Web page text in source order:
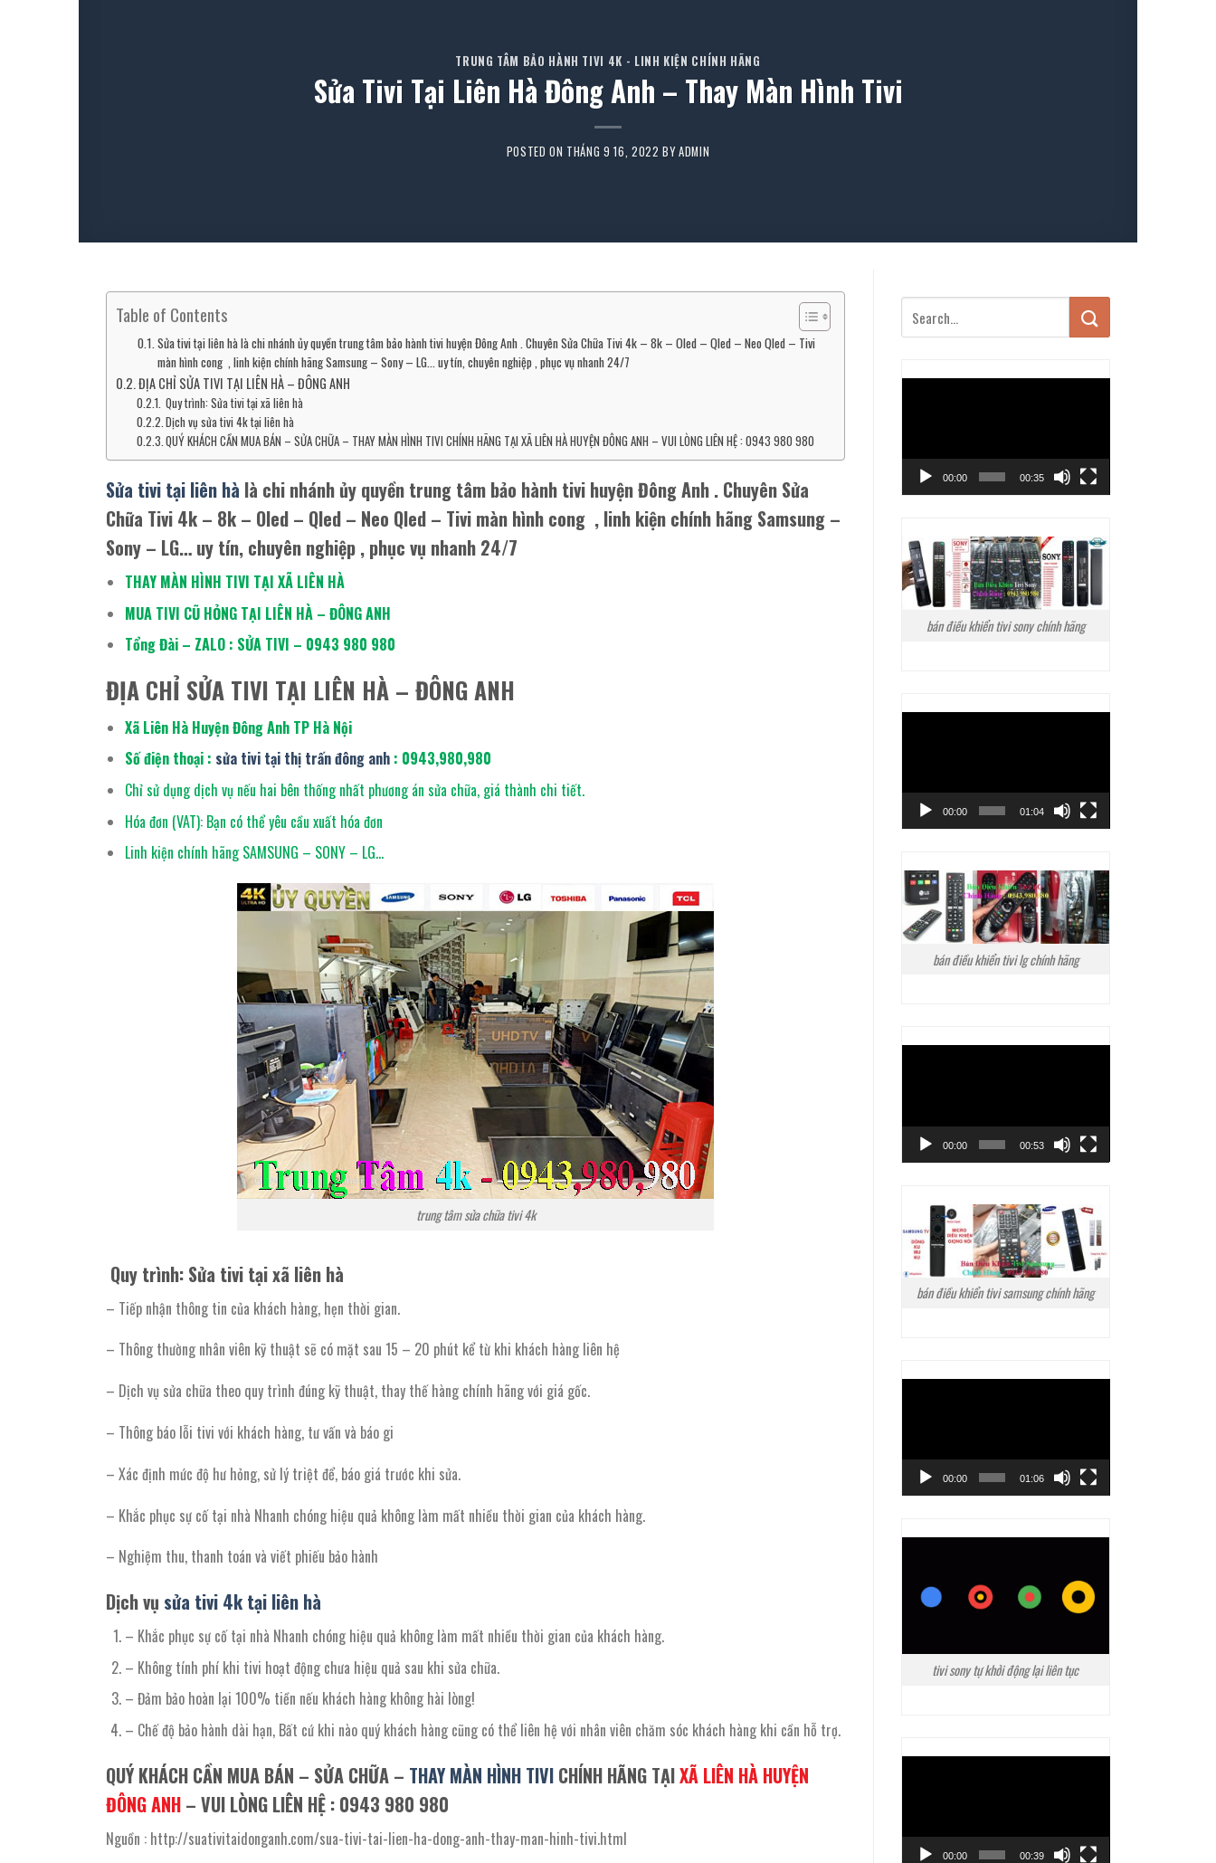
TRUNG TÂM BẢO HÀNH TIVI 4K - LINH KIỆN CHÍNH HÃNG
Sửa Tivi Tại Liên Hà Đông Anh – Thay Màn Hình Tivi
POSTED ON THÁNG 9 16, 2022 BYADMIN
Table of Contents
Sửa tivi tại liên hà là chi nhánh ủy quyền trung tâm bảo hành tivi huyện Đông Anh . Chuyên Sửa Chữa Tivi 4k – 8k – Oled – Qled – Neo Qled – Tivi
màn hình cong , linh kiện chính hãng Samsung – Sony – LG… uy tín, chuyên nghiệp , phục vụ nhanh 24/7
ĐỊA CHỈ SỬA TIVI TẠI LIÊN HÀ – ĐÔNG ANH
Quy trình: Sửa tivi tại xã liên hà
Dịch vụ sửa tivi 4k tại liên hà
QUÝ KHÁCH CẦN MUA BÁN – SỬA CHỮA – THAY MÀN HÌNH TIVI CHÍNH HÃNG TẠI XÃ LIÊN HÀ HUYỆN ĐÔNG ANH – VUI LÒNG LIÊN HỆ : 0943 980 980
Sửa tivi tại liên hà là chi nhánh ủy quyền trung tâm bảo hành tivi huyện Đông Anh . Chuyên Sửa
Chữa Tivi 4k – 8k – Oled – Qled – Neo Qled – Tivi màn hình cong , linh kiện chính hãng Samsung –
Sony – LG… uy tín, chuyên nghiệp , phục vụ nhanh 24/7
THAY MÀN HÌNH TIVI TẠI XÃ LIÊN HÀ
MUA TIVI CŨ HỎNG TẠI LIÊN HÀ – ĐÔNG ANH
Tổng Đài – ZALO : SỬA TIVI – 0943 980 980
ĐỊA CHỈ SỬA TIVI TẠI LIÊN HÀ – ĐÔNG ANH
Xã Liên Hà Huyện Đông Anh TP Hà Nội
Số điện thoại : sửa tivi tại thị trấn đông anh: 0943,980,980
Chỉ sử dụng dịch vụ nếu hai bên thống nhất phương án sửa chữa, giá thành chi tiết.
Hóa đơn (VAT): Bạn có thể yêu cầu xuất hóa đơn
Linh kiện chính hãng SAMSUNG – SONY – LG…
trung tâm sửa chữa tivi 4k
Quy trình: Sửa tivi tại xã liên hà
– Tiếp nhận thông tin của khách hàng, hẹn thời gian.
– Thông thường nhân viên kỹ thuật sẽ có mặt sau 15 – 20 phút kể từ khi khách hàng liên hệ
– Dịch vụ sửa chữa theo quy trình đúng kỹ thuật, thay thế hàng chính hãng với giá gốc.
– Thông báo lỗi tivi với khách hàng, tư vấn và báo gi
– Xác định mức độ hư hỏng, sử lý triệt để, báo giá trước khi sửa.
– Khắc phục sự cố tại nhà Nhanh chóng hiệu quả không làm mất nhiều thời gian của khách hàng.
– Nghiệm thu, thanh toán và viết phiếu bảo hành
Dịch vụ sửa tivi 4k tại liên hà
– Khắc phục sự cố tại nhà Nhanh chóng hiệu quả không làm mất nhiều thời gian của khách hàng.
– Không tính phí khi tivi hoạt động chưa hiệu quả sau khi sửa chữa.
– Đảm bảo hoàn lại 100% tiền nếu khách hàng không hài lòng!
– Chế độ bảo hành dài hạn, Bất cứ khi nào quý khách hàng cũng có thể liên hệ với nhân viên chăm sóc khách hàng khi cần hỗ trợ.
QUÝ KHÁCH CẦN MUA BÁN – SỬA CHỮA – THAY MÀN HÌNH TIVI CHÍNH HÃNG TẠIXÃ LIÊN HÀ HUYỆN
ĐÔNG ANH – VUI LÒNG LIÊN HỆ : 0943 980 980
Nguồn : http://suativitaidonganh.com/sua-tivi-tai-lien-ha-dong-anh-thay-man-hinh-tivi.html
00:00 00:35
bán điều khiển tivi sony chính hãng
00:00 01:04
bán điều khiển tivi lg chính hãng
00:00 00:53
bán điều khiển tivi samsung chính hãng
00:00 01:06
tivi sony tự khởi động lại liên tục
00:00 00:39